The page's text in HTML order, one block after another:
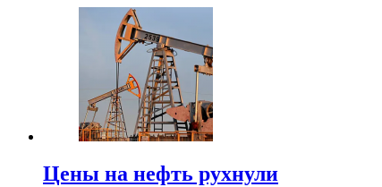
Цены на нефть рухнули